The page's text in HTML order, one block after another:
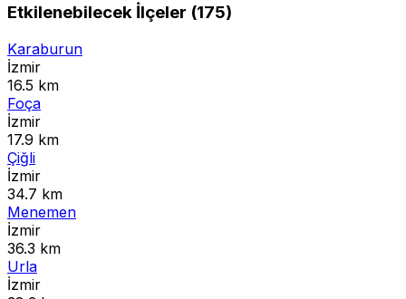
Etkilenebilecek İlçeler (175)
Karaburun
İzmir
16.5 km
Foça
İzmir
17.9 km
Çiğli
İzmir
34.7 km
Menemen
İzmir
36.3 km
Urla
İzmir